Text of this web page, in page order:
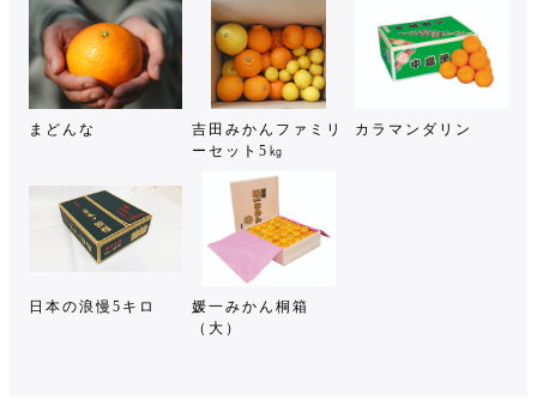
まどんな
吉田みかんファミリ
ーセット5㎏
カラマンダリン
日本の浪慢5キロ
媛一みかん桐箱
（大）